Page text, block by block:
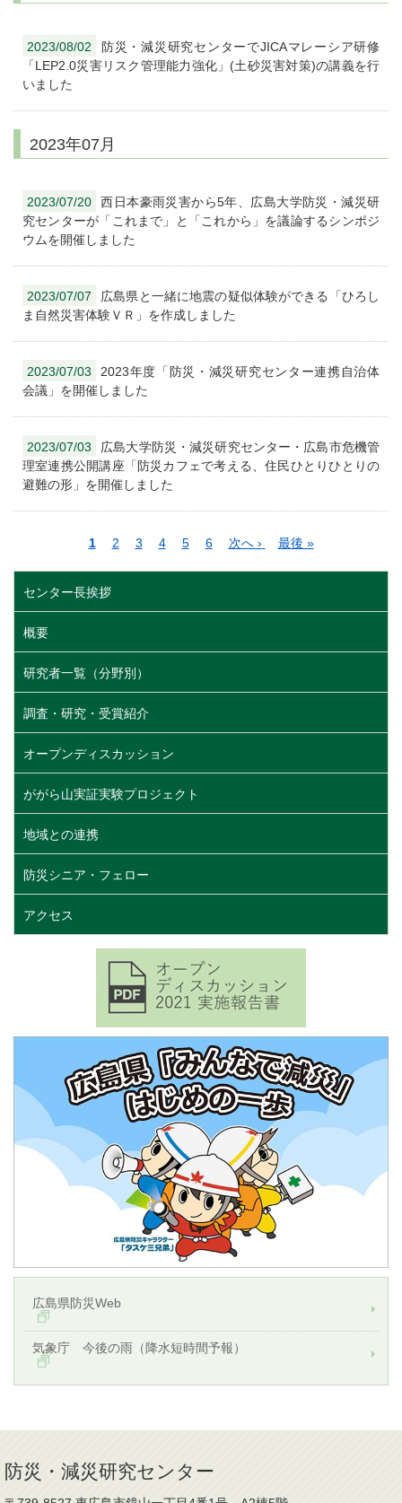
2023/08/02
防災・減災研究センターでJICAマレーシア研修
「LEP2.0災害リスク管理能力強化」(土砂災害対策)の講義を行
いました
2023年07月
2023/07/20
西日本豪雨災害から5年、広島大学防災・減災研
究センターが「これまで」と「これから」を議論するシンポジ
ウムを開催しました
2023/07/07
広島県と一緒に地震の疑似体験ができる「ひろし
ま自然災害体験ＶＲ」を作成しました
2023/07/03
2023年度「防災・減災研究センター連携自治体
会議」を開催しました
2023/07/03
広島大学防災・減災研究センター・広島市危機管
理室連携公開講座「防災カフェで考える、住民ひとりひとりの
避難の形」を開催しました
カ
ト
ジ
1
ペ
2
ペ
3
ペ
4
ペ
5
ペ
6
次
次へ ›
最
最後 »
センター長挨拶
概要
研究者一覧（分野別）
調査・研究・受賞紹介
オープンディスカッション
ががら山実証実験プロジェクト
地域との連携
防災シニア・フェロー
アクセス
広島県防災Web
気象庁 今後の雨（降水短時間予報）
防災・減災研究センター